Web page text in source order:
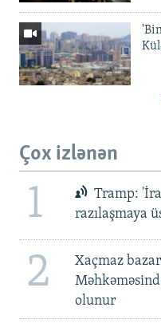
Çox izlənən
1
Tramp:
razılaşmaya
2
Xaçmaz
olunur